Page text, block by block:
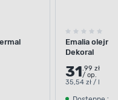
Emalia
Dekoral
31.99 zł
/ op.
35,54 zł / l